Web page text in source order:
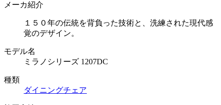
メーカ紹介
１５０年の伝統を背負った技術と、洗練された現代感
覚のデザイン。
モデル名
ミラノシリーズ 1207DC
種類
ダイニングチェア